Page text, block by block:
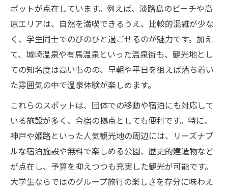
ポットが点在しています。例えば、淡路島のビーチや高
原エリアは、自然を満喫できるうえ、比較的混雑が少な
く、学生同士でのびのびと過ごせるのが魅力です。加え
て、城崎温泉や有馬温泉といった温泉街も、観光地とし
ての知名度は高いものの、早朝や平日を狙えば落ち着い
た雰囲気の中で温泉体験が楽しめます。
これらのスポットは、団体での移動や宿泊にも対応して
いる施設が多く、合宿の拠点としても便利です。特に、
神戸や姫路といった人気観光地の周辺には、リーズナブ
ルな宿泊施設や無料で楽しめる公園、歴史的建造物など
が点在し、予算を抑えつつも充実した観光が可能です。
大学生ならではのグループ旅行の楽しさを存分に味わえ